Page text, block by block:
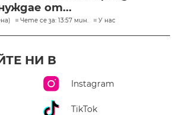
от...
Чете се за: 13:57 мин. У нас
НИ В
Instagram
TikTok